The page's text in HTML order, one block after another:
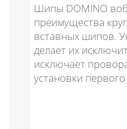
Шипы DOMINO
преимущества
вставных шипов.
делает их
исключает
установки